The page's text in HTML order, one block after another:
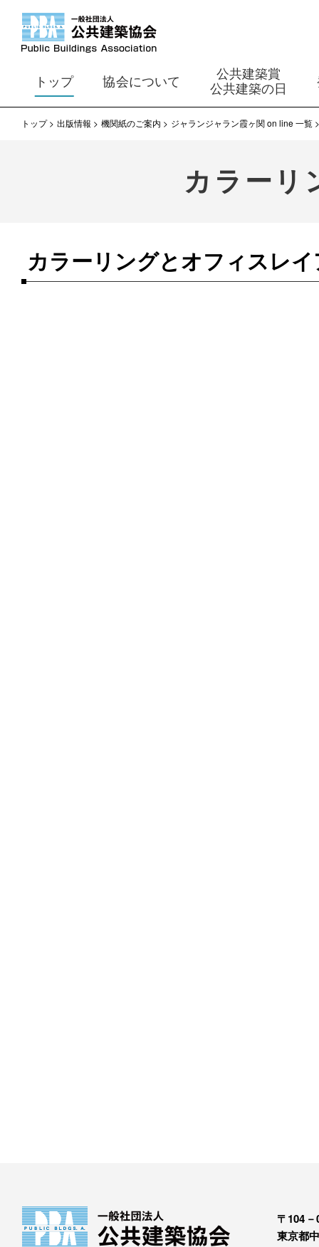
トップ 協会について
公共建築賞
公共建築の日
トップ 出版情報 機関紙のご案内 ジャランジャラン霞ヶ関 on line 一覧
カラーリ
カラーリングとオフィスレ
〒104－
東京都